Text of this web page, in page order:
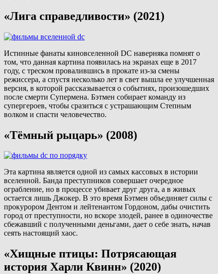
«Лига справедливости» (2021)
Истинные фанаты киновселенной DC наверняка помнят о
том, что данная картина появилась на экранах еще в 2017
году, с треском провалившись в прокате из-за смены
режиссера, а спустя несколько лет в свет вышла ее улучшенная
версия, в которой рассказывается о событиях, произошедших
после смерти Супермена. Бэтмен собирает команду из
супергероев, чтобы сразиться с устрашающим Степным
волком и спасти человечество.
«Тёмный рыцарь» (2008)
Эта картина является одной из самых кассовых в истории
вселенной. Банда преступников совершает очередное
ограбление, но в процессе убивает друг друга, а в живых
остается лишь Джокер. В это время Бэтмен объединяет силы с
прокурором Дентом и лейтенантом Гордоном, дабы очистить
город от преступности, но вскоре злодей, ранее в одиночестве
сбежавший с полученными деньгами, дает о себе знать, начав
сеять настоящий хаос.
«Хищные птицы: Потрясающая
история Харли Квинн» (2020)